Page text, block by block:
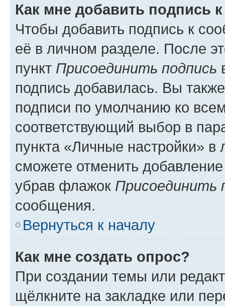
Как мне добавить подпись
Чтобы добавить подпись к
её в личном разделе. После
пункт Присоединить подпись
подпись добавилась. Вы
подписи по умолчанию ко
соответствующий выбор в
пункта «Личные настройки»
сможете отменить
убрав флажок Присоединить
сообщения.
Вернуться к началу
Как мне создать опрос?
При создании темы или
щёлкните на закладке или